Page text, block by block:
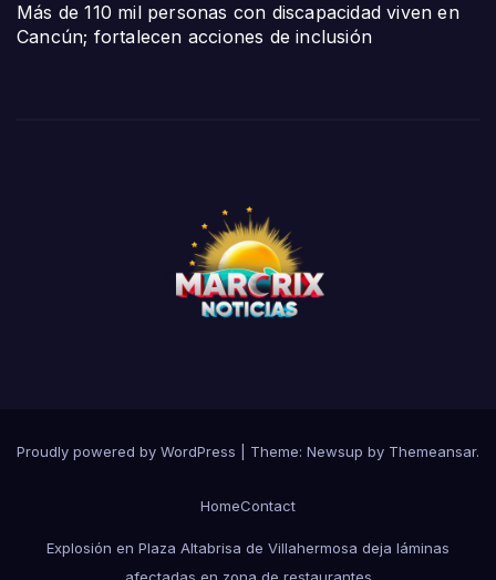
Más de 110 mil personas con discapacidad viven en
Cancún; fortalecen acciones de inclusión
Proudly powered by WordPress Theme: Newsup by Themeansar.
HomeContact
Explosión en Plaza Altabrisa de Villahermosa deja láminas